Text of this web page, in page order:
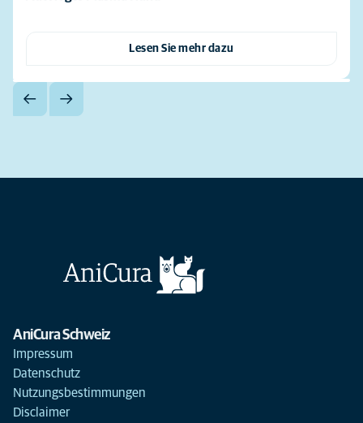
Lesen Sie mehr dazu
AniCura Schweiz
Impressum
Datenschutz
Nutzungsbestimmungen
Disclaimer